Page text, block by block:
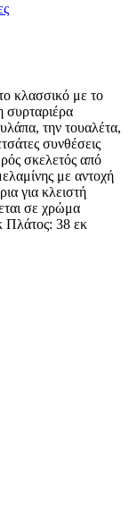
κλασσικό με το
συρταριέρα
την τουαλέτα,
συνθέσεις
σκελετός από
με αντοχή
για κλειστή
σε χρώμα
Πλάτος: 38 εκ